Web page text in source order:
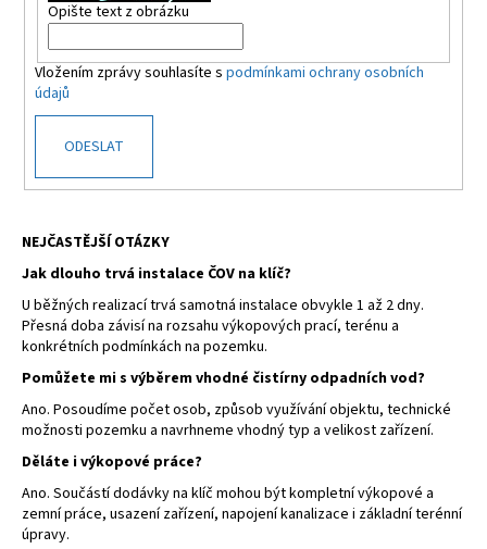
Opište text z obrázku
Vložením zprávy souhlasíte s podmínkami ochrany osobních
údajů
ODESLAT
NEJČASTĚJŠÍ OTÁZKY
Jak dlouho trvá instalace ČOV na klíč?
U běžných realizací trvá samotná instalace obvykle 1 až 2 dny.
Přesná doba závisí na rozsahu výkopových prací, terénu a
konkrétních podmínkách na pozemku.
Pomůžete mi s výběrem vhodné čistírny odpadních vod?
Ano. Posoudíme počet osob, způsob využívání objektu, technické
možnosti pozemku a navrhneme vhodný typ a velikost zařízení.
Děláte i výkopové práce?
Ano. Součástí dodávky na klíč mohou být kompletní výkopové a
zemní práce, usazení zařízení, napojení kanalizace i základní terénní
úpravy.